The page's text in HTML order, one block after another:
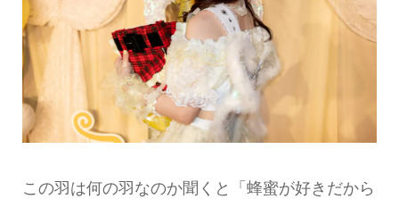
この羽は何の羽なのか聞くと「蜂蜜が好きだから